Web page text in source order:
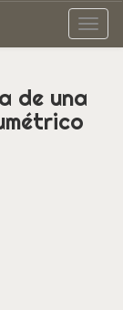
de una